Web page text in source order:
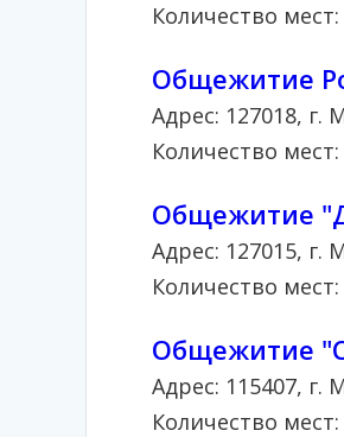
Количество мест:
Общежитие
Адрес: 127018, г.
Количество мест:
Общежитие
Адрес: 127015, г.
Количество мест:
Общежитие
Адрес: 115407, г.
Количество мест: